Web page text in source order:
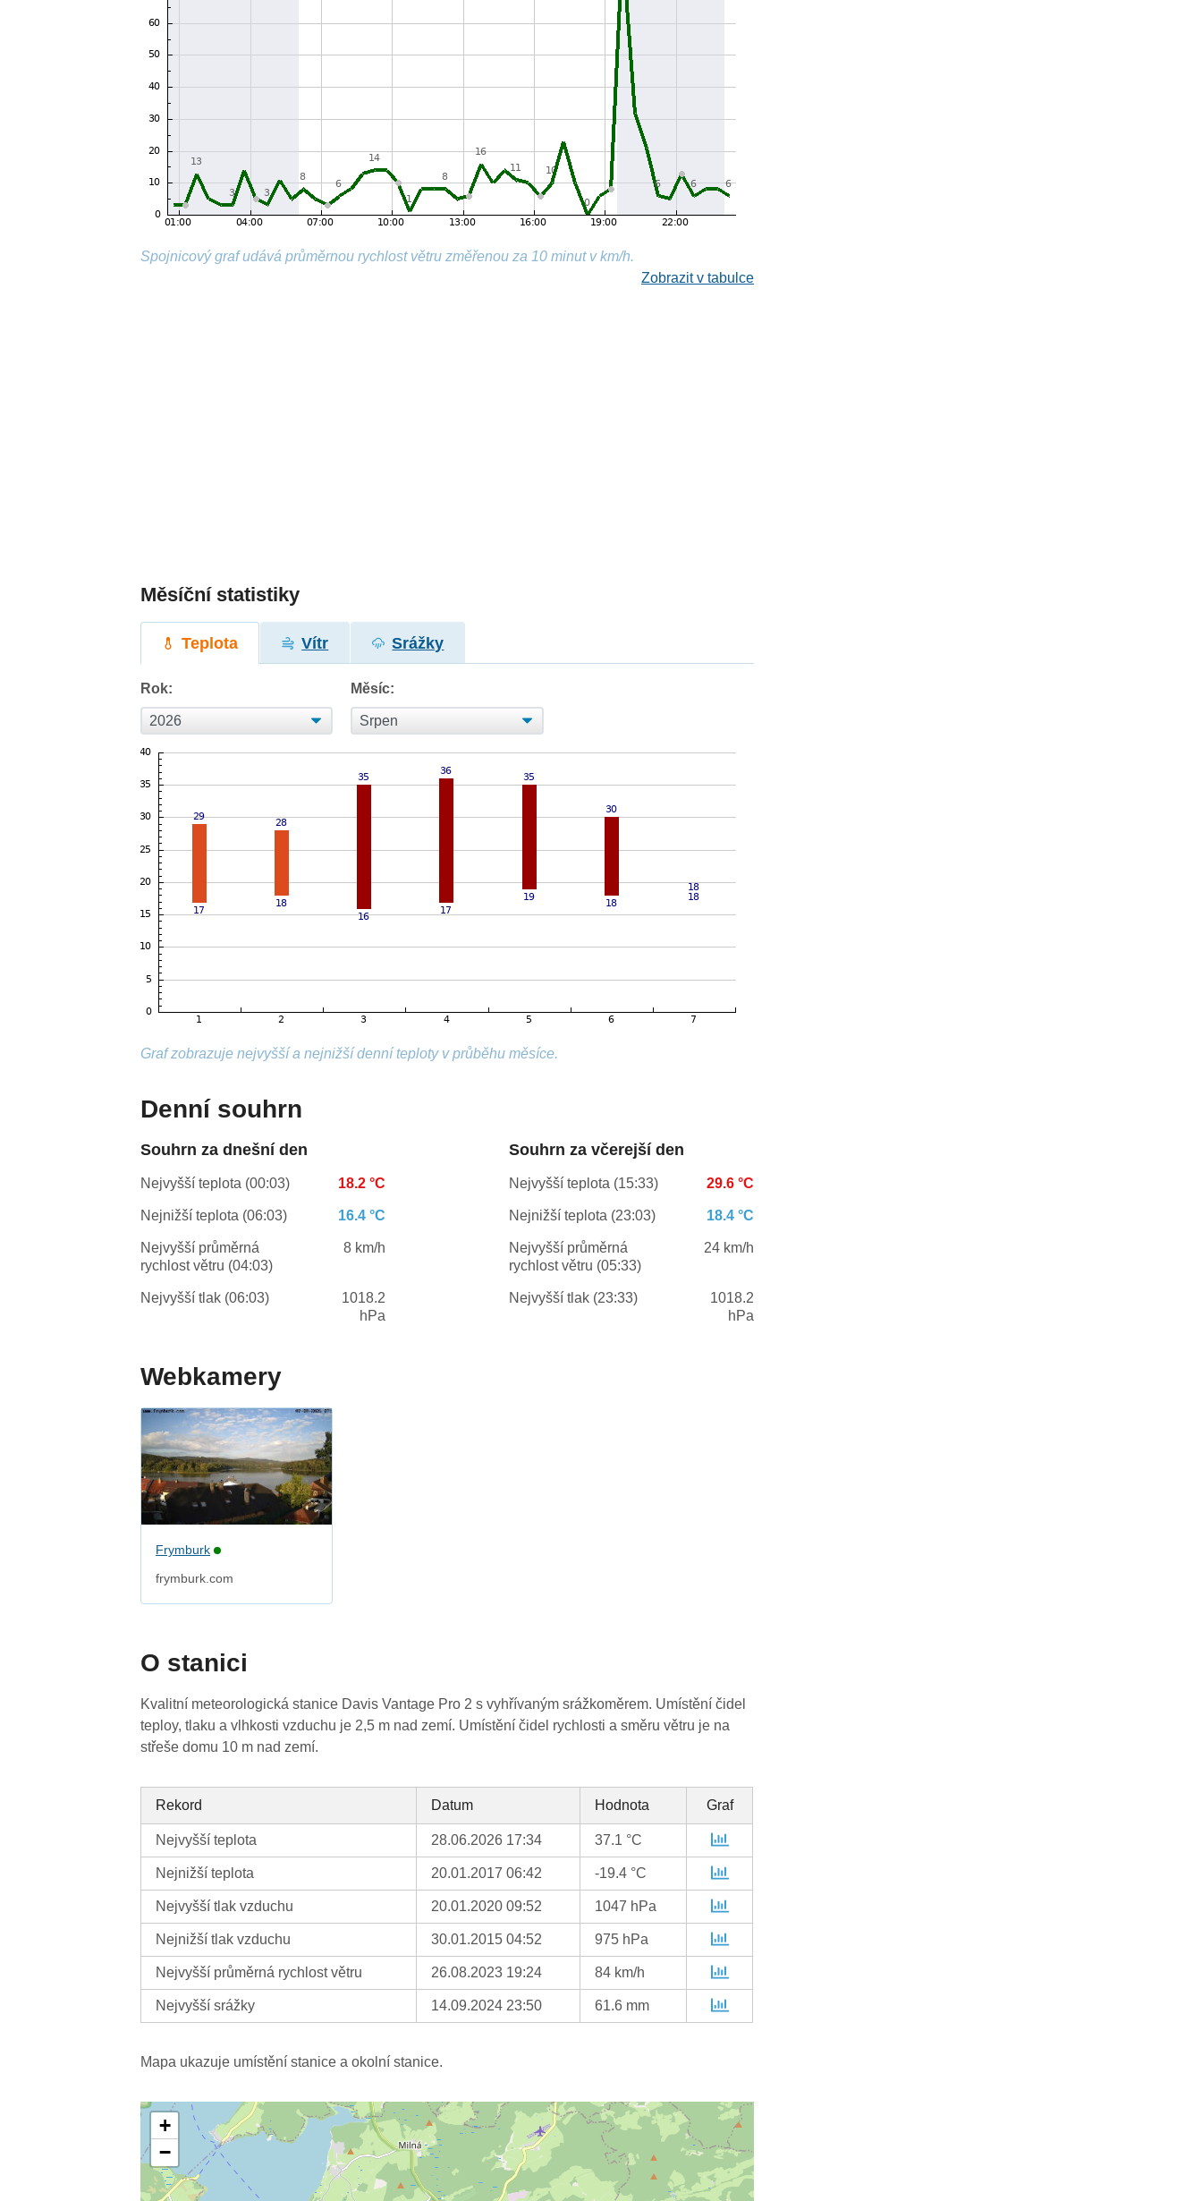
Spojnicový graf udává průměrnou rychlost větru změřenou za 10 minut v km/h.
Zobrazit v tabulce
Měsíční statistiky
Teplota Vítr Srážky
Rok: Měsíc:
Graf zobrazuje nejvyšší a nejnižší denní teploty v průběhu měsíce.
Denní souhrn
Souhrn za dnešní den
Nejvyšší teplota (00:03) 18.2 °C
Nejnižší teplota (06:03) 16.4 °C
Nejvyšší průměrná
rychlost větru (04:03)
8 km/h
Nejvyšší tlak (06:03)
1018.2
hPa
Souhrn za včerejší den
Nejvyšší teplota (15:33) 29.6 °C
Nejnižší teplota (23:03) 18.4 °C
Nejvyšší průměrná
rychlost větru (05:33)
24 km/h
Nejvyšší tlak (23:33)
1018.2
hPa
Webkamery
Frymburk
frymburk.com
O stanici
Kvalitní meteorologická stanice Davis Vantage Pro 2 s vyhřívaným srážkoměrem. Umístění čidel
teploy, tlaku a vlhkosti vzduchu je 2,5 m nad zemí. Umístění čidel rychlosti a směru větru je na
střeše domu 10 m nad zemí.
Rekord Datum Hodnota Graf
Nejvyšší teplota 28.06.2026 17:34 37.1 °C
Nejnižší teplota 20.01.2017 06:42 -19.4 °C
Nejvyšší tlak vzduchu 20.01.2020 09:52 1047 hPa
Nejnižší tlak vzduchu 30.01.2015 04:52 975 hPa
Nejvyšší průměrná rychlost větru 26.08.2023 19:24 84 km/h
Nejvyšší srážky 14.09.2024 23:50 61.6 mm
Mapa ukazuje umístění stanice a okolní stanice.
+
−